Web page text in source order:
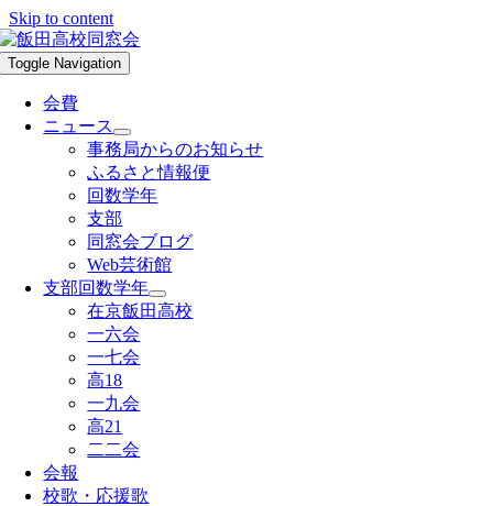
Skip to content
Toggle Navigation
会費
ニュース
事務局からのお知らせ
ふるさと情報便
回数学年
支部
同窓会ブログ
Web芸術館
支部回数学年
在京飯田高校
一六会
一七会
高18
一九会
高21
二二会
会報
校歌・応援歌